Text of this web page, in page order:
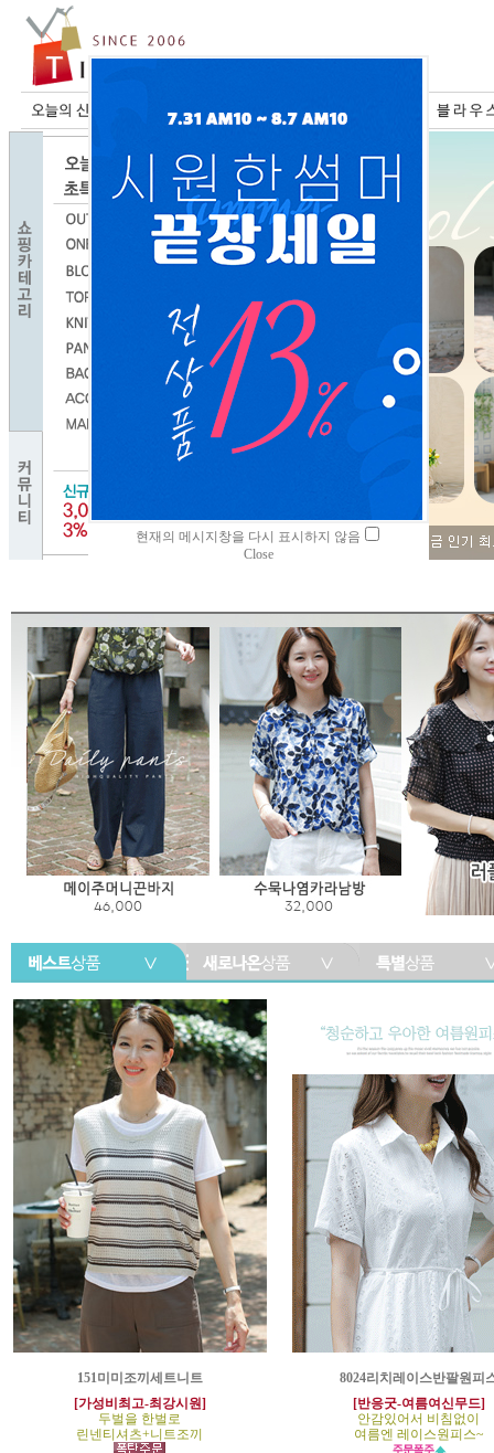
151미미조끼세트니트
[가성비최고-최강시원]
두벌을 한벌로
린넨티셔츠+니트조끼
8024리치레이스반팔원피
[반응굿-여름여신무드]
안감있어서 비침없이
여름엔 레이스원피스~
현재의 메시지창을 다시 표시하지 않음
Close